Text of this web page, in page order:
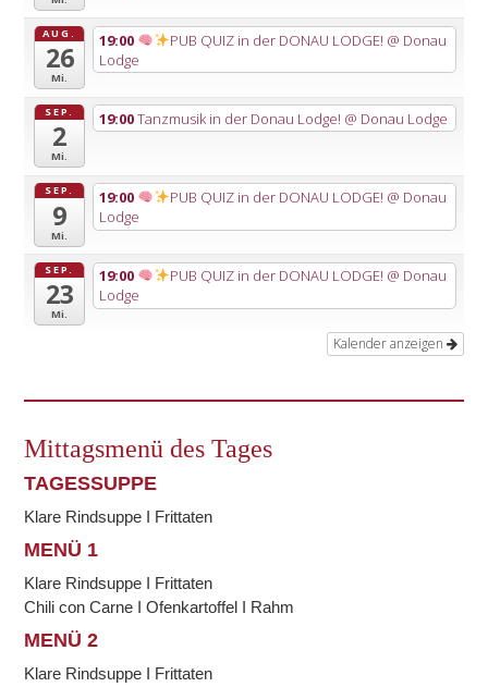
AUG.
26
Mi.
19:00 PUB QUIZ in der DONAU LODGE! @ Donau
Lodge
SEP.
2
Mi.
19:00Tanzmusik in der Donau Lodge! @ Donau Lodge
SEP.
9
Mi.
19:00 PUB QUIZ in der DONAU LODGE! @ Donau
Lodge
SEP.
23
Mi.
19:00 PUB QUIZ in der DONAU LODGE! @ Donau
Lodge
Kalender anzeigen
Mittagsmenü des Tages
TAGESSUPPE
Klare Rindsuppe I Frittaten
MENÜ 1
Klare Rindsuppe I Frittaten
Chili con Carne I Ofenkartoffel I Rahm
MENÜ 2
Klare Rindsuppe I Frittaten